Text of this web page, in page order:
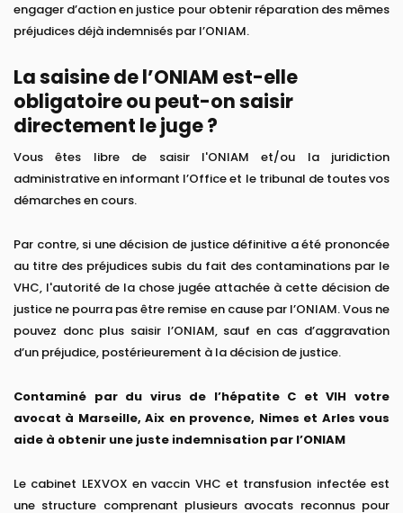
engager d’action en justice pour obtenir réparation des mêmes
préjudices déjà indemnisés par l’ONIAM.
La saisine de l’ONIAM est-elle
obligatoire ou peut-on saisir
directement le juge ?
Vous êtes libre de saisir l'ONIAM et/ou la juridiction
administrative en informant l’Office et le tribunal de toutes vos
démarches en cours.
Par contre, si une décision de justice définitive a été prononcée
au titre des préjudices subis du fait des contaminations par le
VHC, l'autorité de la chose jugée attachée à cette décision de
justice ne pourra pas être remise en cause par l’ONIAM. Vous ne
pouvez donc plus saisir l’ONIAM, sauf en cas d’aggravation
d’un préjudice, postérieurement à la décision de justice.
Contaminé par du virus de l’hépatite C et VIH votre
avocat à Marseille, Aix en provence, Nimes et Arles vous
aide à obtenir une juste indemnisation par l’ONIAM
Le cabinet LEXVOX en vaccin VHC et transfusion infectée est
une structure comprenant plusieurs avocats reconnus pour